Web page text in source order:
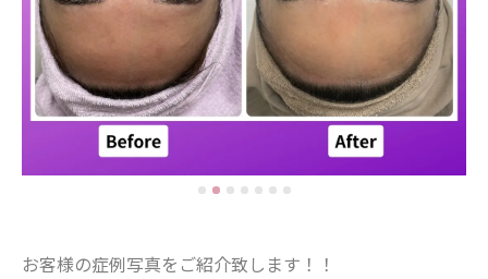
お客様の症例写真をご紹介致します！！